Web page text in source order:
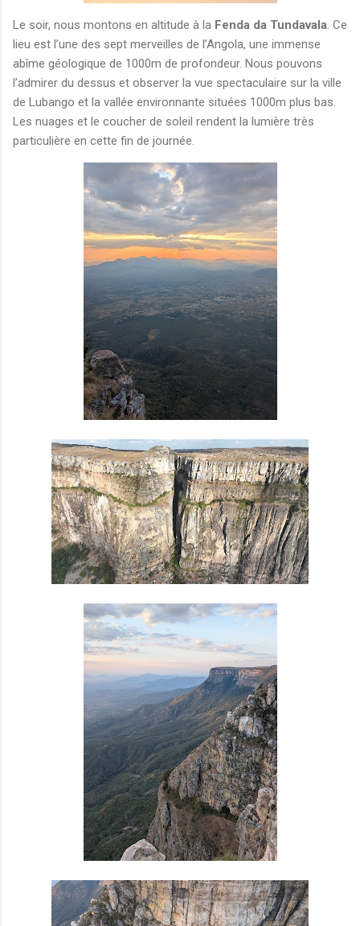
Le soir, nous montons en altitude à la Fenda da Tundavala . Ce
lieu est l’une des sept merveilles de l’Angola, une immense
abîme géologique de 1000m de profondeur. Nous pouvons
l’admirer du dessus et observer la vue spectaculaire sur la ville
de Lubango et la vallée environnante situées 1000m plus bas.
Les nuages et le coucher de soleil rendent la lumière très
particulière en cette fin de journée.